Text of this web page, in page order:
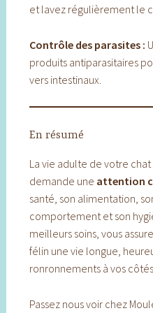
et lavez régulièrement le
Contrôle des parasites :
produits antiparasitaires
vers intestinaux.
En résumé
La vie adulte de votre
demande une attention
santé, son alimentation,
comportement et son
meilleurs soins, vous
félin une vie longue,
ronronnements à vos
Passez nous voir chez